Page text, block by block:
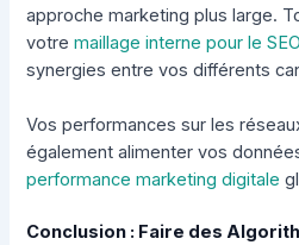
approche marketing plus large.
votremaillage interne pour le SEO
synergies entre vos différents
Vos performances sur les
également alimenter vos
performance marketing digitale
Conclusion : Faire des